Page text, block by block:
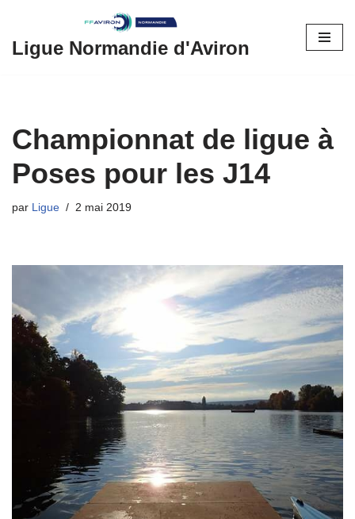
Aller
Ligue Normandie d'Aviron
Championnat de ligue à
Poses pour les J14
par Ligue 2 mai 2019